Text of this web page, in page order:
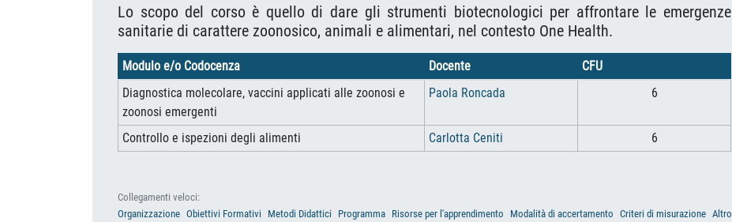
Lo scopo del corso è quello di dare gli strumenti biotecnologici per affrontare le emergenze
sanitarie di carattere zoonosico, animali e alimentari, nel contesto One Health.
Modulo e/o Codocenza Docente
CFU
Diagnostica molecolare, vaccini applicati alle zoonosi e
zoonosi emergenti
Paola Roncada 6
Controllo e ispezioni degli alimenti Carlotta Ceniti 6
Collegamenti veloci:
Organizzazione Obiettivi Formativi Metodi Didattici Programma Risorse per l'apprendimento Modalità di accertamento Criteri di misurazione Altro